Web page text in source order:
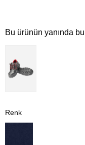
Bu ürünün yanında
Renk